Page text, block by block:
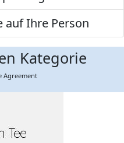
auf Ihre Person
Kategorie
Agreement